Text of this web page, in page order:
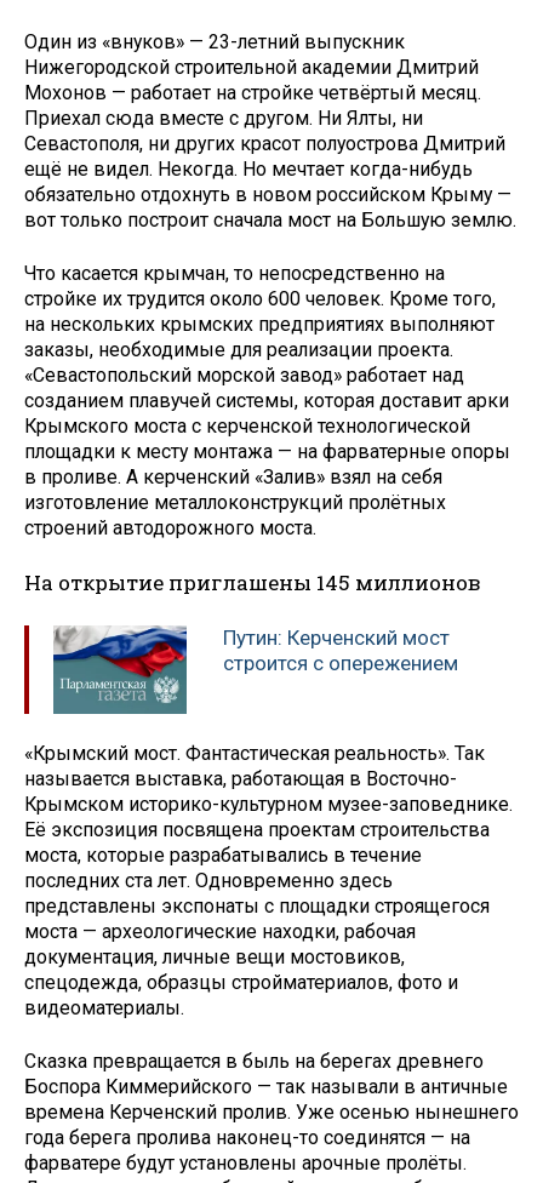
Один из «внуков» — 23-летний выпускник
Нижегородской строительной академии Дмитрий
Мохонов — работает на стройке четвёртый месяц.
Приехал сюда вместе с другом. Ни Ялты, ни
Севастополя, ни других красот полуострова Дмитрий
ещё не видел. Некогда. Но мечтает когда-нибудь
обязательно отдохнуть в новом российском Крыму —
вот только построит сначала мост на Большую землю.
Что касается крымчан, то непосредственно на
стройке их трудится около 600 человек. Кроме того,
на нескольких крымских предприятиях выполняют
заказы, необходимые для реализации проекта.
«Севастопольский морской завод» работает над
созданием плавучей системы, которая доставит арки
Крымского моста с керченской технологической
площадки к месту монтажа — на фарватерные опоры
в проливе. А керченский «Залив» взял на себя
изготовление металлоконструкций пролётных
строений автодорожного моста.
На открытие приглашены 145 миллионов
Путин: Керченский мост
строится с опережением
«Крымский мост. Фантастическая реальность». Так
называется выставка, работающая в Восточно-
Крымском историко-культурном музее-заповеднике.
Её экспозиция посвящена проектам строительства
моста, которые разрабатывались в течение
последних ста лет. Одновременно здесь
представлены экспонаты с площадки строящегося
моста — археологические находки, рабочая
документация, личные вещи мостовиков,
спецодежда, образцы стройматериалов, фото и
видеоматериалы.
Сказка превращается в быль на берегах древнего
Боспора Киммерийского — так называли в античные
времена Керченский пролив. Уже осенью нынешнего
года берега пролива наконец-то соединятся — на
фарватере будут установлены арочные пролёты.